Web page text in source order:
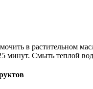
в растительном
минут. Смыть теплой